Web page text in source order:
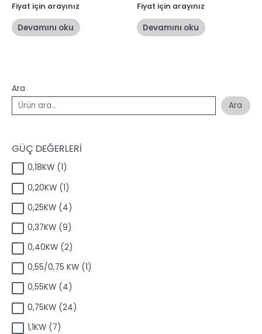
Ara
Ara
GÜÇ DEĞERLERİ
0,18KW 11
r
ü
n
0,20KW 11
r
ü
n
0,25KW 44
r
ü
n
0,37KW 99
r
ü
n
0,40KW 22
r
ü
n
0,55/0,75 KW 11
0,55KW 44
r
0,75KW 242
1,1KW 77
5
üzerinden
oy
aldı
Fiyat için arayınız
Devamını oku
5
üzerinden
oy
aldı
Fiyat için arayınız
Devamını oku